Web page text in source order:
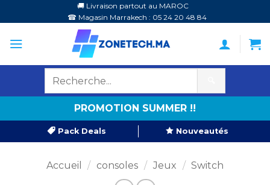
au
contenu
🚚 Livraison partout au MAROC
☎ Magasin Marrakech : 05 24 20 48 84
PROMOTION SUMMER !!
Pack Deals Nouveautés
Accueil / consoles / Jeux / Switch